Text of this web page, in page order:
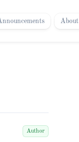
About
Author